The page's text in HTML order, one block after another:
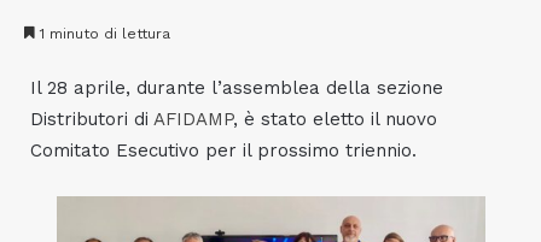
1 minuto di lettura
Il 28 aprile, durante l’assemblea della sezione
Distributori di AFIDAMP, è stato eletto il nuovo
Comitato Esecutivo per il prossimo triennio.